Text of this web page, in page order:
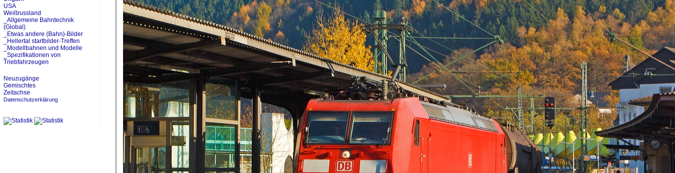
USA
Weißrussland
_Allgemeine Bahntechnik
(Global)
_Etwas andere (Bahn)-Bilder
_Hellertal startbilder-Treffen
_Modellbahnen und Modelle
_Spezifikationen von
Triebfahrzeugen
Neuzugänge
Gemischtes
Zeitachse
Datenschutzerklärung